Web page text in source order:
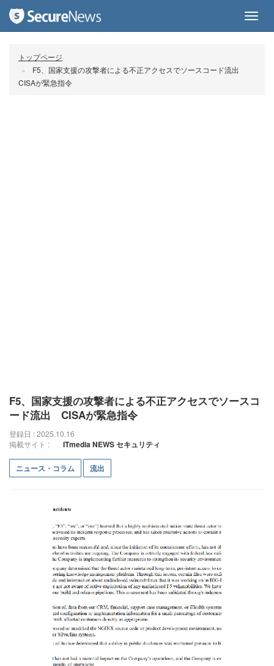
トップページ
F5、国家支援の攻撃者による不正アクセスでソースコード流出
CISAが緊急指令
F5、国家支援の攻撃者による不正アクセスでソースコ
ード流出 CISAが緊急指令
登録日 : 2025.10.16
掲載サイト :
ITmedia NEWS セキュリティ
ニュース・コラム 流出